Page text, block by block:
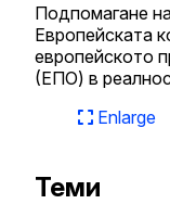
Подпомагане
Европейската
европейското
(ЕПО) в
Enlarge
Теми